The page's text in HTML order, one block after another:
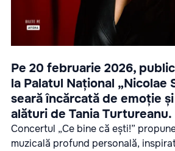
Pe 20 februarie 2026,
la Palatul Național „Nicolae
seară încărcată de emoție
alături de Tania Turtureanu.
Concertul „Ce bine că ești!”
muzicală profund personală,